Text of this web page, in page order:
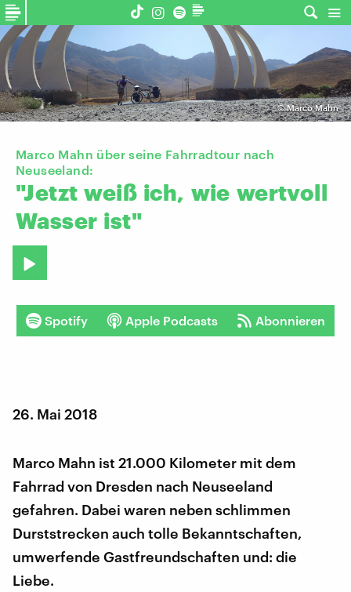
©Marco Mahn
Marco Mahn über seine Fahrradtour nach
Neuseeland:
"Jetzt weiß ich, wie wertvoll
Wasser ist"
Spotify Apple Podcasts Abonnieren
26. Mai 2018
Marco Mahn ist 21.000 Kilometer mit dem
Fahrrad von Dresden nach Neuseeland
gefahren. Dabei waren neben schlimmen
Durststrecken auch tolle Bekanntschaften,
umwerfende Gastfreundschaften und: die
Liebe.